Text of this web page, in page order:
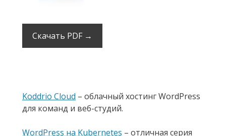
Скачать PDF →
Koddrio Cloud – облачный хостинг WordPress
для команд и веб-студий.
WordPress на Kubernetes – отличная серия